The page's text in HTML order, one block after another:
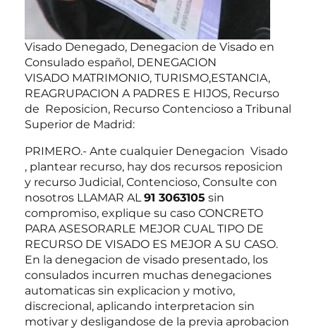
Visado Denegado, Denegacion de Visado en
Consulado español, DENEGACION
VISADO MATRIMONIO, TURISMO,ESTANCIA,
REAGRUPACION A PADRES E HIJOS, Recurso
de Reposicion, Recurso Contencioso a Tribunal
Superior de Madrid:
PRIMERO.- Ante cualquier Denegacion Visado
, plantear recurso, hay dos recursos reposicion
y recurso Judicial, Contencioso, Consulte con
nosotros LLAMAR AL91 3063105 sin
compromiso, explique su caso CONCRETO
PARA ASESORARLE MEJOR CUAL TIPO DE
RECURSO DE VISADO ES MEJOR A SU CASO.
En la denegacion de visado presentado, los
consulados incurren muchas denegaciones
automaticas sin explicacion y motivo,
discrecional, aplicando interpretacion sin
motivar y desligandose de la previa aprobacion